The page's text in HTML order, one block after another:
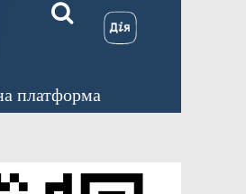
платформа